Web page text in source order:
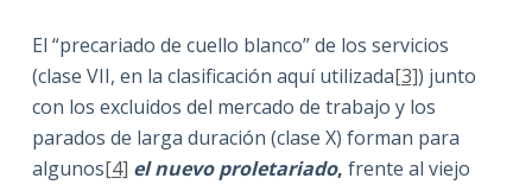
El “precariado de cuello blanco” de los servicios
(clase VII, en la clasificación aquí utilizada[3]) junto
con los excluidos del mercado de trabajo y los
parados de larga duración (clase X) forman para
algunos[4] el nuevo proletariado, frente al viejo